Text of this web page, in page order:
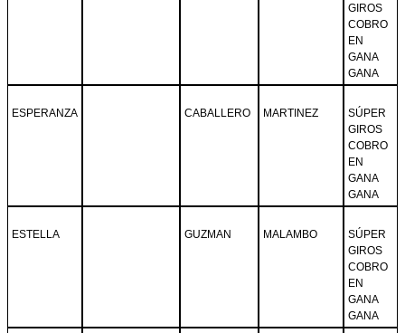
GIROS
COBRO
EN
GANA
GANA
ESPERANZA CABALLERO MARTINEZ
SÚPER
GIROS
COBRO
EN
GANA
GANA
ESTELLA GUZMAN MALAMBO
SÚPER
GIROS
COBRO
EN
GANA
GANA